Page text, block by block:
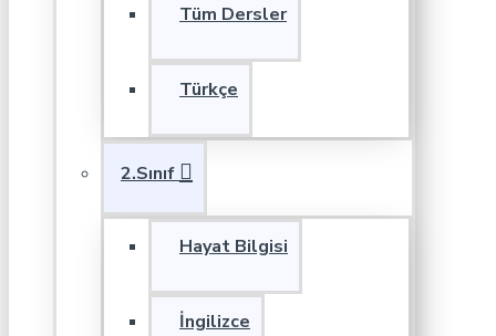
Tüm Dersler
Türkçe
2.Sınıf
Hayat Bilgisi
İngilizce